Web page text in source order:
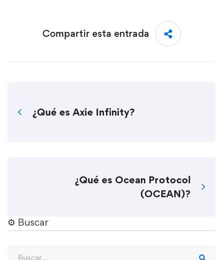
Compartir esta entrada
¿Qué es Axie Infinity?
¿Qué es Ocean Protocol
(OCEAN)?
⚙︎ Buscar